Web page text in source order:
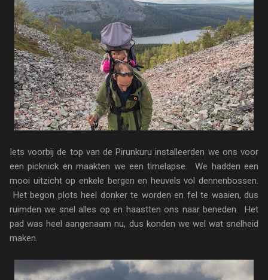
Iets voorbij de top van de Pirunkuru installeerden we ons voor
een picknick en maakten we een timelapse. We hadden een
mooi uitzicht op enkele bergen en heuvels vol dennenbossen.
Het begon plots heel donker te worden en fel te waaien, dus
ruimden we snel alles op en haastten ons naar beneden. Het
pad was heel aangenaam nu, dus konden we wel wat snelheid
maken.